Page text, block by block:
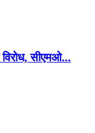
विरोध, सीएमओ...